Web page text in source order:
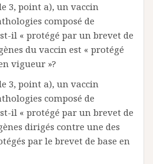
3, point a), un vaccin
composé de
il « protégé par un brevet de
du vaccin est « protégé
vigueur »?
3, point a), un vaccin
composé de
il « protégé par un brevet de
dirigés contre une des
par le brevet de base en